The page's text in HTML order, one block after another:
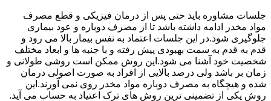
جلسات مشاوره باید حتی پس از درمان فیزیکی و قطع مصرف
مواد مخدر ادامه داشته باشد تا از مصرف دوباره و عود بیماری
جلوگیری شود.در این جلسات اعتماد به نفس بیمار بالا می رود و
قدم به قدم به سمت بهبودی پیش رفته و با جنبه ها و ابعاد مختلف
شخصیت خود آشنا می شود.این روش ممکن است روشی طولانی و
زمان بر باشد ولی درصد بالایی از افراد به صورت اصولی درمان
شده و هیچگاه به مصرف دوباره مواد مخدر روی نمی آورند.این
روش یکی از تضمینی ترین روش های ترک اعتیاد به حساب می آید.